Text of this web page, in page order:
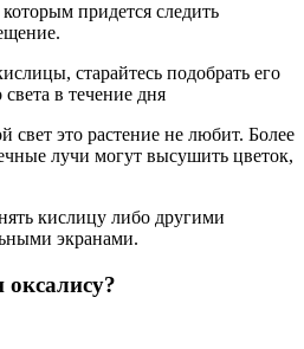
придется следить
старайтесь подобрать его
в течение дня
это растение не любит. Более
лучи могут высушить цветок,
кислицу либо другими
экранами.